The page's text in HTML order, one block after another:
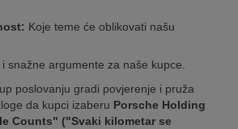
Koje teme će oblikovati našu
i snažne argumente za naše kupce.
poslovanju gradi povjerenje i pruža
da kupci izaberu Porsche Holding
Counts" ("Svaki kilometar se